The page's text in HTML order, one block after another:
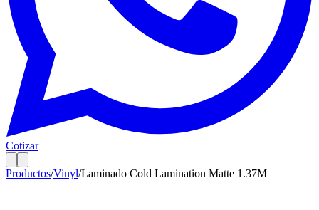
Cotizar
Productos/Vinyl/Laminado Cold Lamination Matte 1.37M